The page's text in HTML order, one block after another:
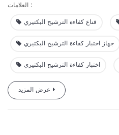
العلامات :
قناع كفاءة الترشيح البكتيري
جهاز اختبار كفاءة الترشيح البكتيري
اختبار كفاءة الترشيح البكتيري
عرض المزيد